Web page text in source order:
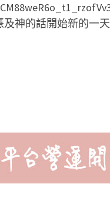
及神的話開始新的一天